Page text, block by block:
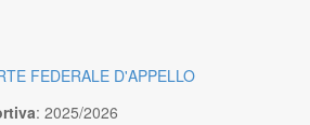
FEDERALE D'APPELLO
: 2025/2026